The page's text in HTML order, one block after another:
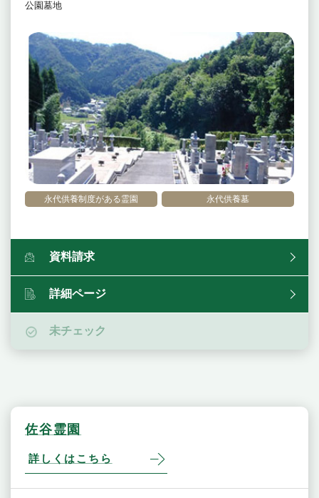
永代供養制度がある霊園 永代供養墓
公園墓地
資料請求
詳細ページ
未チェック
佐谷霊園
詳しくはこちら